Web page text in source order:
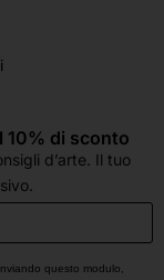
10% di sconto
d’arte. Il tuo
questo modulo,